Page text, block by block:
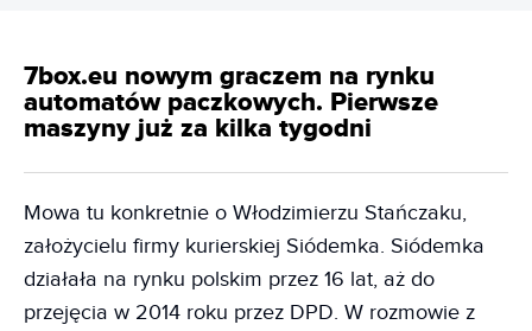
7box.eu nowym graczem na rynku
automatów paczkowych. Pierwsze
maszyny już za kilka tygodni
Mowa tu konkretnie o Włodzimierzu Stańczaku,
założycielu firmy kurierskiej Siódemka. Siódemka
działała na rynku polskim przez 16 lat, aż do
przejęcia w 2014 roku przez DPD. W rozmowie z